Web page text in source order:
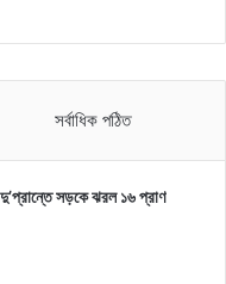
সর্বাধিক পঠিত
সড়কে ঝরল ১৬ প্রাণ